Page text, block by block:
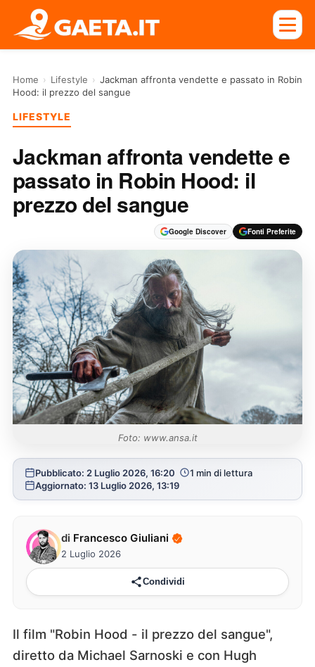
Home › Lifestyle › Jackman affronta vendette e passato in Robin
Hood: il prezzo del sangue
LIFESTYLE
Jackman affronta vendette e
passato in Robin Hood: il
prezzo del sangue
Google Discover Fonti Preferite
Foto: www.ansa.it
Pubblicato: 2 Luglio 2026, 16:20
1 min di lettura
Aggiornato: 13 Luglio 2026, 13:19
di Francesco Giuliani
2 Luglio 2026
Condividi
Il film "Robin Hood - il prezzo del sangue",
diretto da Michael Sarnoski e con Hugh